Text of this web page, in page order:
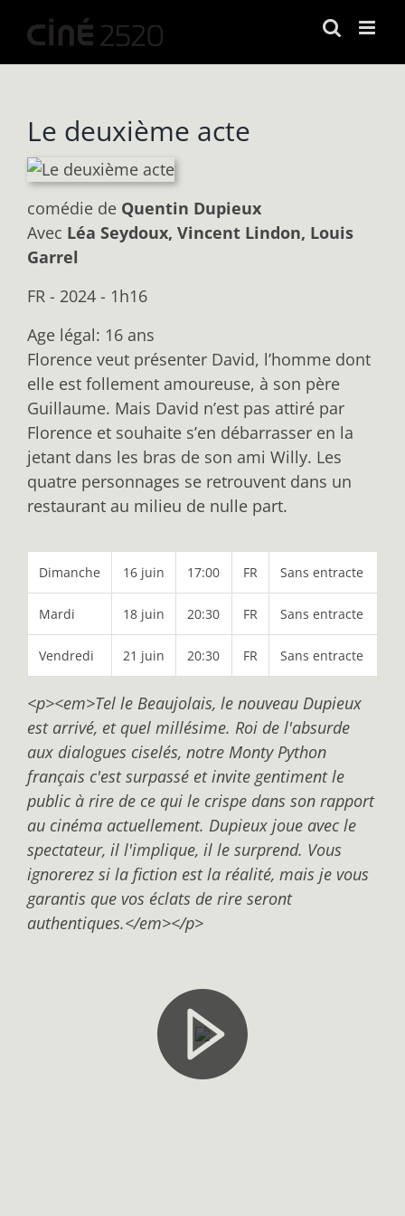
contenu
Le deuxième acte
comédie de Quentin Dupieux
Avec Léa Seydoux, Vincent Lindon, Louis
Garrel
FR - 2024 - 1h16
Age légal: 16 ans
Florence veut présenter David, l’homme dont
elle est follement amoureuse, à son père
Guillaume. Mais David n’est pas attiré par
Florence et souhaite s’en débarrasser en la
jetant dans les bras de son ami Willy. Les
quatre personnages se retrouvent dans un
restaurant au milieu de nulle part.
Dimanche 16 juin 17:00 FR Sans entracte
Mardi 18 juin 20:30 FR Sans entracte
Vendredi 21 juin 20:30 FR Sans entracte
<p><em>Tel le Beaujolais, le nouveau Dupieux
est arrivé, et quel millésime. Roi de l'absurde
aux dialogues ciselés, notre Monty Python
français c'est surpassé et invite gentiment le
public à rire de ce qui le crispe dans son rapport
au cinéma actuellement. Dupieux joue avec le
spectateur, il l'implique, il le surprend. Vous
ignorerez si la fiction est la réalité, mais je vous
garantis que vos éclats de rire seront
authentiques.</em></p>